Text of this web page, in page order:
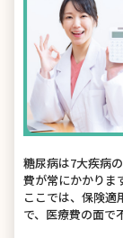
糖尿病は7大疾病
費が常にかかりま
ここでは、保険適
で、医療費の面で